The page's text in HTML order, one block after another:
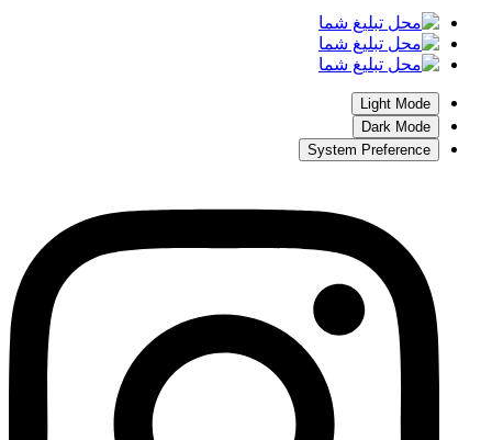
Light Mode
Dark Mode
System Preference